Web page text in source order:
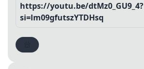
https://youtu.be/dtMz0_GU9_4?
si=lm09gfutszYTDHsq